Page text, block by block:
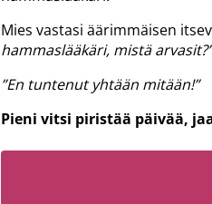
Mies vastasi äärimmäisen
hammaslääkäri, mistä arvasit?”
”En tuntenut yhtään mitään!”
Pieni vitsi piristää päivää,